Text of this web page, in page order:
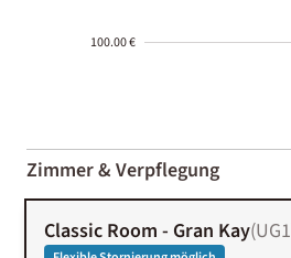
100.00 €
01-02
Zimmer & Verpflegung
Classic Room - Gran Kay(UG1